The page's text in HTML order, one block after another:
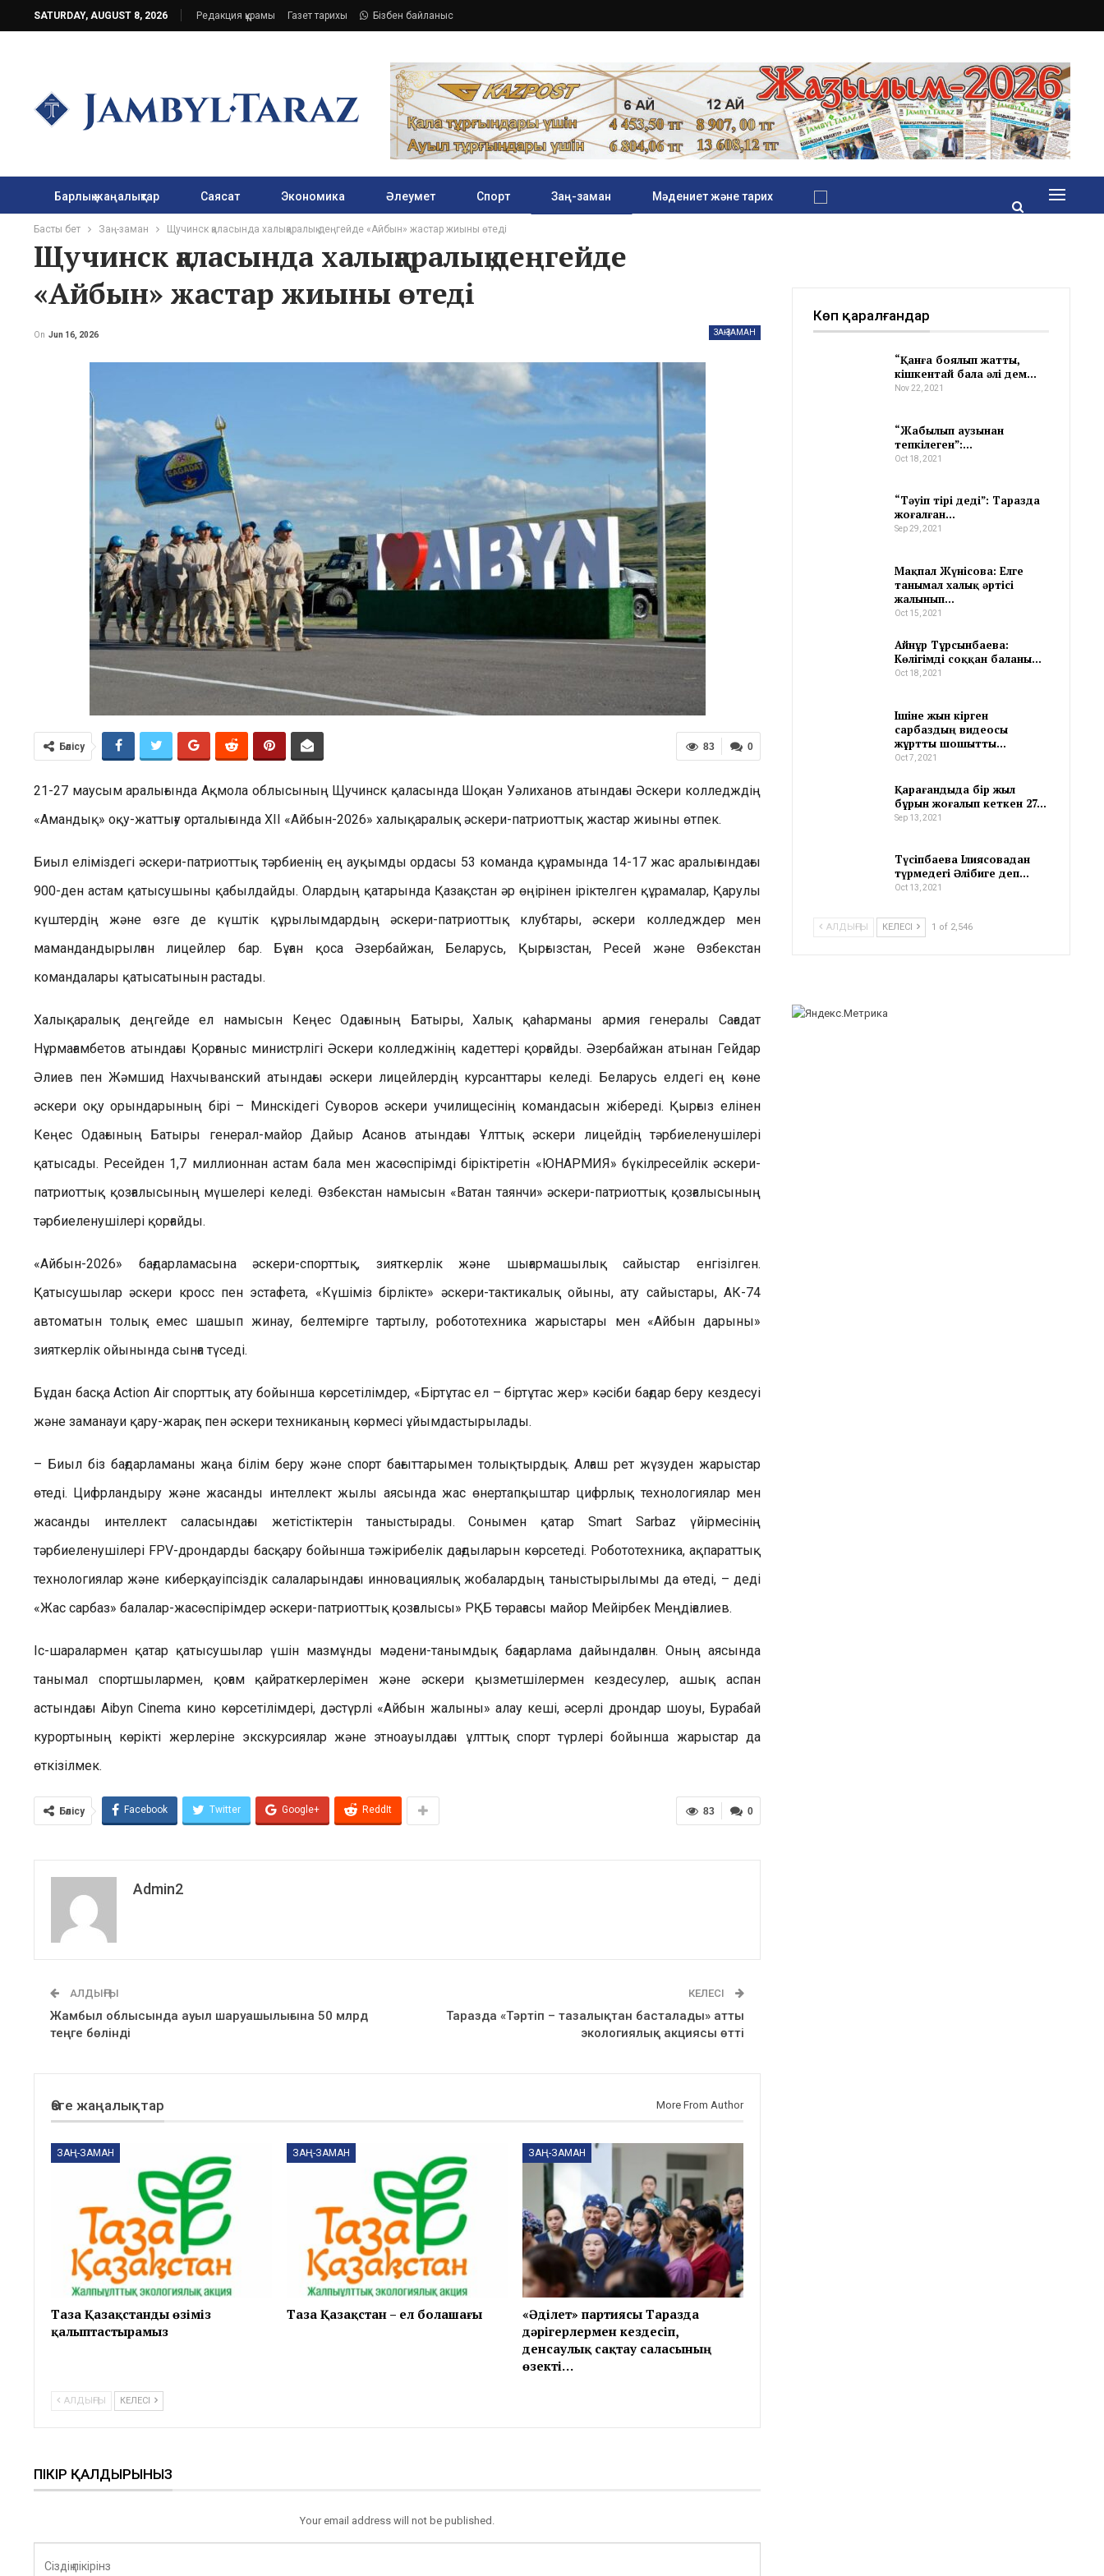
SATURDAY, AUGUST 8, 2026 Редакция құрамы Газет тарихы Бізбен байланыс
Барлық жаңалықтар Саясат Экономика Әлеумет Спорт Заң-заман Мәдениет және тарих
Басты бет Заң-заман Щучинск қаласында халықаралық деңгейде «Айбын» жастар жиыны өтеді
Щучинск қаласында халықаралық деңгейде
«Айбын» жастар жиыны өтеді
ЗАҢ-ЗАМАН
On Jun 16, 2026
0
83
Бөлісу
21-27 маусым аралығында Ақмола облысының Щучинск қаласында Шоқан Уәлиханов атындағы Әскери колледждің
«Амандық» оқу-жаттығу орталығында XII «Айбын-2026» халықаралық әскери-патриоттық жастар жиыны өтпек.
Биыл еліміздегі әскери-патриоттық тәрбиенің ең ауқымды ордасы 53 команда құрамында 14-17 жас аралығындағы
900-ден астам қатысушыны қабылдайды. Олардың қатарында Қазақстан әр өңірінен іріктелген құрамалар, Қарулы
күштердің және өзге де күштік құрылымдардың әскери-патриоттық клубтары, әскери колледждер мен
мамандандырылған лицейлер бар. Бұған қоса Әзербайжан, Беларусь, Қырғызстан, Ресей және Өзбекстан
командалары қатысатынын растады.
Халықаралық деңгейде ел намысын Кеңес Одағының Батыры, Халық қаһарманы армия генералы Сағадат
Нұрмағамбетов атындағы Қорғаныс министрлігі Әскери колледжінің кадеттері қорғайды. Әзербайжан атынан Гейдар
Әлиев пен Жәмшид Нахчыванский атындағы әскери лицейлердің курсанттары келеді. Беларусь елдегі ең көне
әскери оқу орындарының бірі – Минскідегі Суворов әскери училищесінің командасын жібереді. Қырғыз елінен
Кеңес Одағының Батыры генерал-майор Дайыр Асанов атындағы Ұлттық әскери лицейдің тәрбиеленушілері
қатысады. Ресейден 1,7 миллионнан астам бала мен жасөспірімді біріктіретін «ЮНАРМИЯ» бүкілресейлік әскери-
патриоттық қозғалысының мүшелері келеді. Өзбекстан намысын «Ватан таянчи» әскери-патриоттық қозғалысының
тәрбиеленушілері қорғайды.
«Айбын-2026» бағдарламасына әскери-спорттық, зияткерлік және шығармашылық сайыстар енгізілген.
Қатысушылар әскери кросс пен эстафета, «Күшіміз бірлікте» әскери-тактикалық ойыны, ату сайыстары, АК-74
автоматын толық емес шашып жинау, белтемірге тартылу, робототехника жарыстары мен «Айбын дарыны»
зияткерлік ойынында сынға түседі.
Бұдан басқа Action Air спорттық ату бойынша көрсетілімдер, «Біртұтас ел – біртұтас жер» кәсіби бағдар беру кездесуі
және заманауи қару-жарақ пен әскери техниканың көрмесі ұйымдастырылады.
– Биыл біз бағдарламаны жаңа білім беру және спорт бағыттарымен толықтырдық. Алғаш рет жүзуден жарыстар
өтеді. Цифрландыру және жасанды интеллект жылы аясында жас өнертапқыштар цифрлық технологиялар мен
жасанды интеллект саласындағы жетістіктерін таныстырады. Сонымен қатар Smart Sarbaz үйірмесінің
тәрбиеленушілері FPV-дрондарды басқару бойынша тәжірибелік дағдыларын көрсетеді. Робототехника, ақпараттық
технологиялар және киберқауіпсіздік салаларындағы инновациялық жобалардың таныстырылымы да өтеді, – деді
«Жас сарбаз» балалар-жасөспірімдер әскери-патриоттық қозғалысы» РҚБ төрағасы майор Мейірбек Меңдіғалиев.
Іс-шаралармен қатар қатысушылар үшін мазмұнды мәдени-танымдық бағдарлама дайындалған. Оның аясында
танымал спортшылармен, қоғам қайраткерлерімен және әскери қызметшілермен кездесулер, ашық аспан
астындағы Aibyn Cinema кино көрсетілімдері, дәстүрлі «Айбын жалыны» алау кеші, әсерлі дрондар шоуы, Бурабай
курортының көрікті жерлеріне экскурсиялар және этноауылдағы ұлттық спорт түрлері бойынша жарыстар да
өткізілмек.
0
83
Бөлісу Facebook Twitter Google+ ReddIt
Admin2
АЛДЫҢҒЫ
Жамбыл облысында ауыл шаруашылығына 50 млрд
теңге бөлінді
КЕЛЕСІ
Таразда «Тәртіп – тазалықтан басталады» атты
экологиялық акциясы өтті
Өзге жаңалықтар More From Author
ЗАҢ-ЗАМАН
Таза Қазақстанды өзіміз
қалыптастырамыз
ЗАҢ-ЗАМАН
Таза Қазақстан – ел болашағы
ЗАҢ-ЗАМАН
«Әділет» партиясы Таразда
дәрігерлермен кездесіп,
денсаулық сақтау саласының
өзекті…
АЛДЫҢҒЫ КЕЛЕСІ
ПІКІР ҚАЛДЫРЫНЫЗ
Your email address will not be published.
Көп қаралғандар
“Қанға боялып жатты,
кішкентай бала әлі дем…
Nov 22, 2021
“Жабылып аузынан
тепкілеген”:…
Oct 18, 2021
“Тәуіп тірі деді”: Таразда
жоғалған…
Sep 29, 2021
Мақпал Жүнісова: Елге
танымал халық әртісі
жалынып…
Oct 15, 2021
Айнұр Тұрсынбаева:
Көлігімді соққан баланы…
Oct 18, 2021
Ішіне жын кірген
сарбаздың видеосы
жұртты шошытты…
Oct 7, 2021
Қарағандыда бір жыл
бұрын жоғалып кеткен 27…
Sep 13, 2021
Түсіпбаева Ілиясовадан
түрмедегі Әлібиге деп…
Oct 13, 2021
АЛДЫҢҒЫ КЕЛЕСІ 1 of 2,546